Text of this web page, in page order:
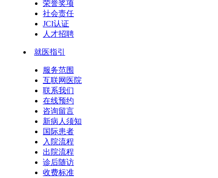
荣誉奖项
社会责任
JCI认证
人才招聘
就医指引
服务范围
互联网医院
联系我们
在线预约
咨询留言
新病人须知
国际患者
入院流程
出院流程
诊后随访
收费标准